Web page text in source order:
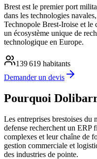
Brest est le premier port
dans les technologies
Technopole Brest-Iroise et le
un écosystème unique de
technologique en Europe.
139 619 habitants
Demander un devis
Pourquoi
Les entreprises brestoises du
defense recherchent un ERP
complexes et leur chaîne de
gestion commerciale et
des industries de pointe.